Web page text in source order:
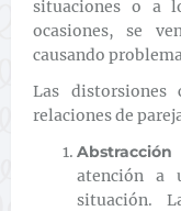
situaciones o a
ocasiones, se
causando
Las distorsiones
relaciones de
atención a
situación.